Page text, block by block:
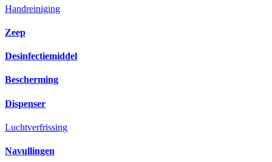
Handreiniging
Zeep
Desinfectiemiddel
Bescherming
Dispenser
Luchtverfrissing
Navullingen